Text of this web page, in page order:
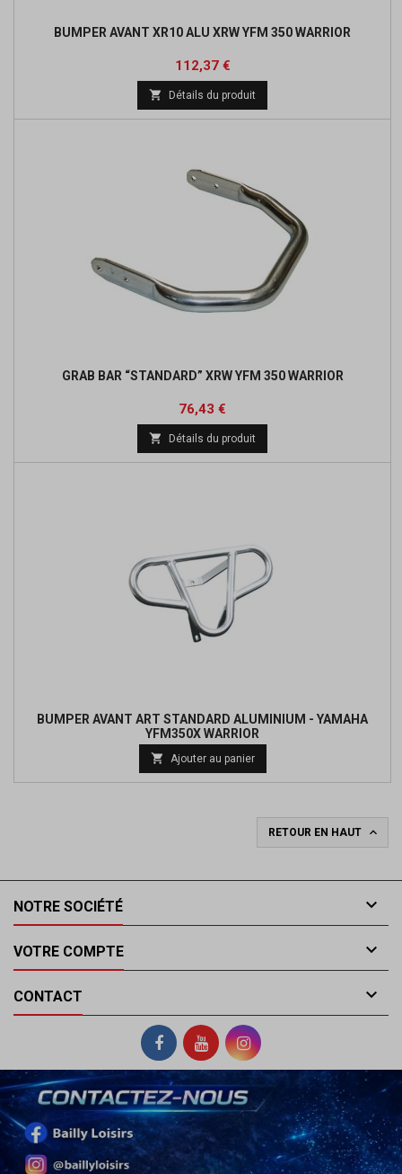
BUMPER AVANT XR10 ALU XRW YFM 350 WARRIOR
Prix
112,37 €Prix
de
base
 Détails du produit
GRAB BAR “STANDARD” XRW YFM 350 WARRIOR
Prix
76,43 €
base
 Détails du produit
BUMPER AVANT ART STANDARD ALUMINIUM - YAMAHA
YFM350X WARRIOR
de
 Ajouter au panier
RETOUR EN HAUT 
NOTRE SOCIÉTÉ 
VOTRE COMPTE 
CONTACT 